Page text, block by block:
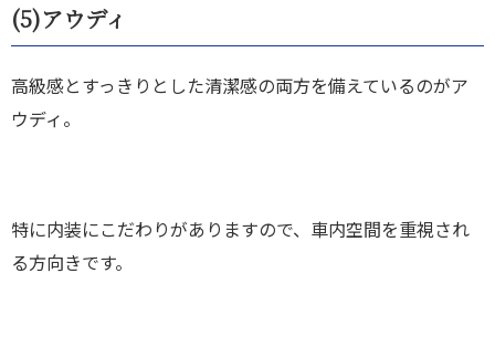
(5)アウディ
高級感とすっきりとした清潔感の両方を備えているのがア
ウディ。
特に内装にこだわりがありますので、車内空間を重視され
る方向きです。